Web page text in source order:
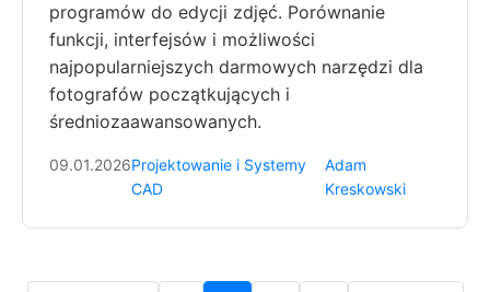
programów do edycji zdjęć. Porównanie
funkcji, interfejsów i możliwości
najpopularniejszych darmowych narzędzi dla
fotografów początkujących i
średniozaawansowanych.
09.01.2026Projektowanie i Systemy
CAD
Adam
Kreskowski